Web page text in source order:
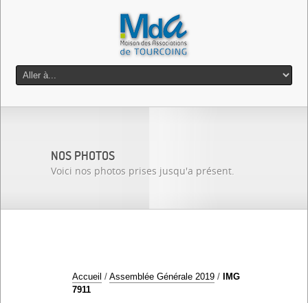
NOS PHOTOS
Voici nos photos prises jusqu'a présent.
Accueil / Assemblée Générale 2019 /
IMG
7911